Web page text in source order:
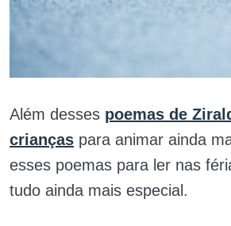
Além desses poemas de
crianças para animar ainda
esses poemas para ler nas
tudo ainda mais especial.